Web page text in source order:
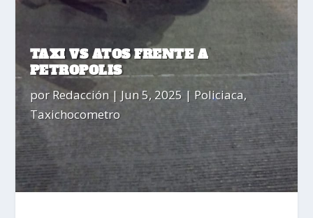
TAXI VS ATOS FRENTE A
PETROPOLIS
porRedacción| Jun 5, 2025| Policiaca,
Taxichocometro